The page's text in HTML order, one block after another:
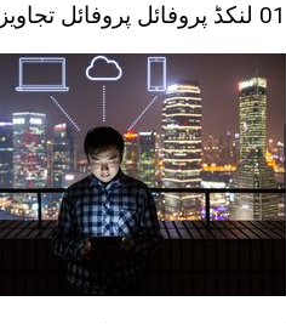
01 لنکڈ پروفائل پروفائل تجاویز